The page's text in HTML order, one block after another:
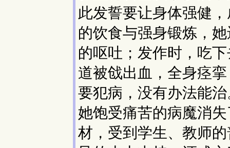
此发誓要让身体强健
的饮食与强身锻炼，
的呕吐；发作时，吃
道被戗出血，全身痉
要犯病，没有办法能
她饱受痛苦的病魔消
材，受到学生、教师